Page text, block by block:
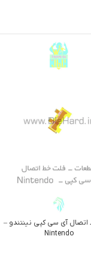
آي سي کپي نینتندو –
Nintendo